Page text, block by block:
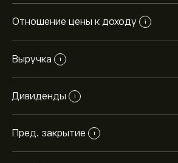
Отношение цены к доходу i
Выручка i
Дивиденды i
Пред. закрытие i